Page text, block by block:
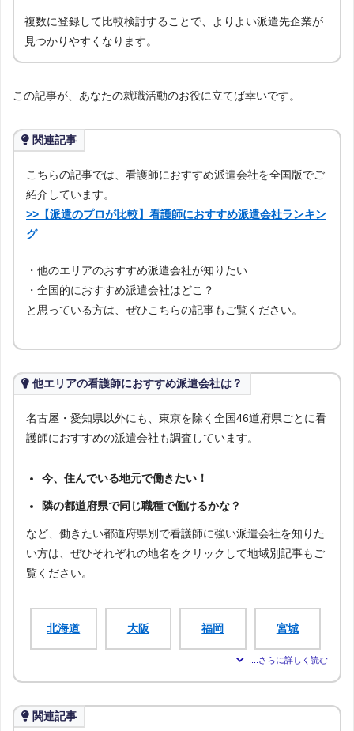
複数に登録して比較検討することで、よりよい派遣先企業が
見つかりやすくなります。
この記事が、あなたの就職活動のお役に立てば幸いです。
関連記事
こちらの記事では、看護師におすすめ派遣会社を全国版でご
紹介しています。
>>【派遣のプロが比較】看護師におすすめ派遣会社ランキン
グ
・他のエリアのおすすめ派遣会社が知りたい
・全国的におすすめ派遣会社はどこ？
と思っている方は、ぜひこちらの記事もご覧ください。
他エリアの看護師におすすめ派遣会社は？
名古屋・愛知県以外にも、東京を除く全国46道府県ごとに看
護師におすすめの派遣会社も調査しています。
今、住んでいる地元で働きたい！
隣の都道府県で同じ職種で働けるかな？
など、働きたい都道府県別で看護師に強い派遣会社を知りた
い方は、ぜひそれぞれの地名をクリックして地域別記事もご
覧ください。
北海道 大阪 福岡 宮城
秋田
関連記事